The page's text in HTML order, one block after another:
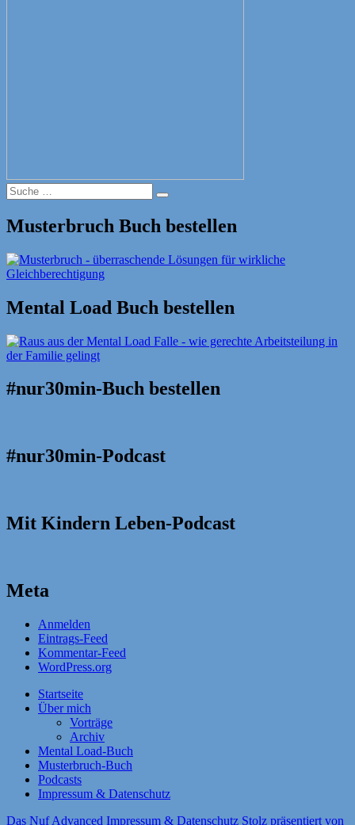
Suche
nach:
Suche
Musterbruch Buch bestellen
Mental Load Buch bestellen
#nur30min-Buch bestellen
#nur30min-Podcast
Mit Kindern Leben-Podcast
Meta
Anmelden
Eintrags-Feed
Kommentar-Feed
WordPress.org
Startseite
Über mich
Vorträge
Archiv
Mental Load-Buch
Musterbruch-Buch
Podcasts
Impressum & Datenschutz
Das Nuf Advanced Impressum & Datenschutz Stolz präsentiert von